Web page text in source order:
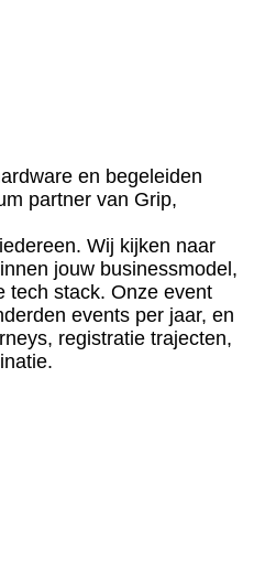
en begeleiden
partner van Grip,
Wij kijken naar
jouw businessmodel,
tech stack. Onze event
events per jaar, en
registratie trajecten,